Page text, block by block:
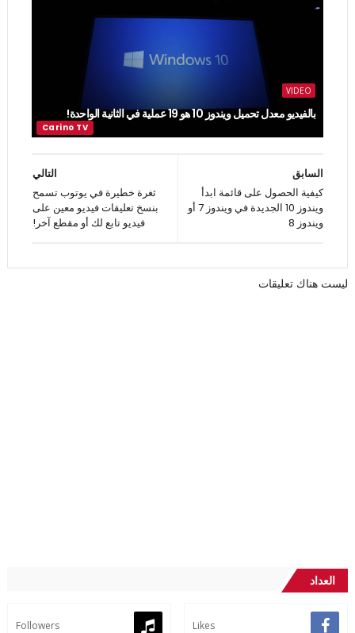
VIDEO
بالفيديو معدل تحميل ويندوز 10 هو 19 عملية في الثانية الواحدة!
التالي
ثغرة خطيرة في يوتوب تسمح
بنسخ تعليقات فيديو معين على
فيديو تابع لك أو مقطع آخر!
السابق
كيفية الحصول على قائمة ابدأ
ويندوز 10 الجديدة في ويندوز 7 أو
ويندوز 8
ليست هناك تعليقات
العداد
Likes
Followers